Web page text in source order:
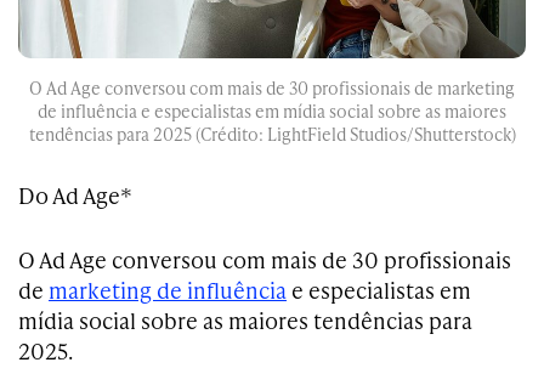
O Ad Age conversou com mais de 30 profissionais de marketing
de influência e especialistas em mídia social sobre as maiores
tendências para 2025 (Crédito: LightField Studios/Shutterstock)
Do Ad Age*
O Ad Age conversou com mais de 30 profissionais
de marketing de influência e especialistas em
mídia social sobre as maiores tendências para
2025.